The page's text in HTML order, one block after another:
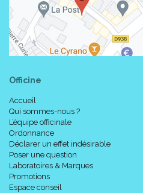
Officine
Accueil
Qui sommes-nous ?
L’équipe officinale
Ordonnance
Déclarer un effet indésirable
Poser une question
Laboratoires & Marques
Promotions
Espace conseil